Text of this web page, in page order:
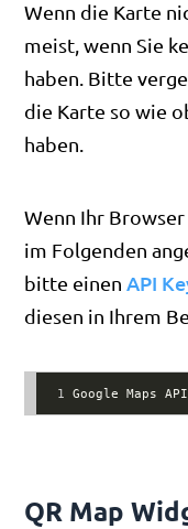
Wenn die Karte
meist, wenn Sie
haben. Bitte
die Karte so wie
haben.
Wenn Ihr
im Folgenden
bitte einen API
diesen in Ihrem
1 Google Maps
QR Map